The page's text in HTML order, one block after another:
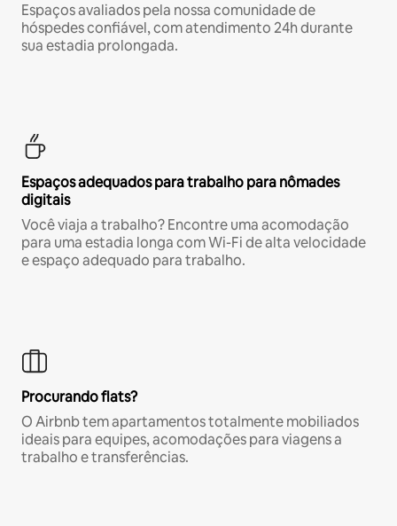
Espaços avaliados pela nossa comunidade de
hóspedes confiável, com atendimento 24h durante
sua estadia prolongada.
Espaços adequados para trabalho para nômades
digitais
Você viaja a trabalho? Encontre uma acomodação
para uma estadia longa com Wi-Fi de alta velocidade
e espaço adequado para trabalho.
Procurando flats?
O Airbnb tem apartamentos totalmente mobiliados
ideais para equipes, acomodações para viagens a
trabalho e transferências.